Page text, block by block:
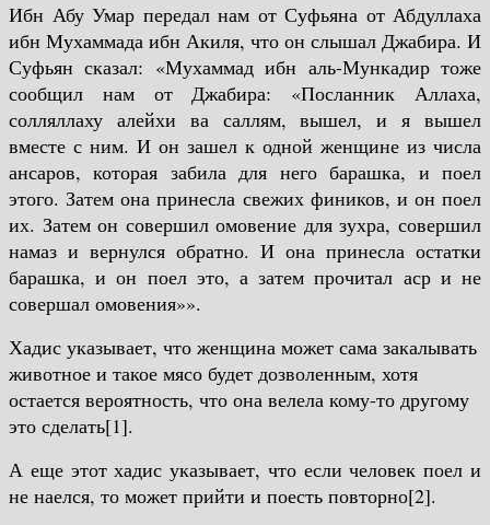
Ибн Абу Умар передал нам от Суфьяна от Абдуллаха
ибн Мухаммада ибн Акиля, что он слышал Джабира. И
Суфьян сказал: «Мухаммад ибн аль-Мункадир тоже
сообщил нам от Джабира: «Посланник Аллаха,
солляллаху алейхи ва саллям, вышел, и я вышел
вместе с ним. И он зашел к одной женщине из числа
ансаров, которая забила для него барашка, и поел
этого. Затем она принесла свежих фиников, и он поел
их. Затем он совершил омовение для зухра, совершил
намаз и вернулся обратно. И она принесла остатки
барашка, и он поел это, а затем прочитал аср и не
совершал омовения»».
Хадис указывает, что женщина может сама закалывать
животное и такое мясо будет дозволенным, хотя
остается вероятность, что она велела кому-то другому
это сделать[1].
А еще этот хадис указывает, что если человек поел и
не наелся, то может прийти и поесть повторно[2].